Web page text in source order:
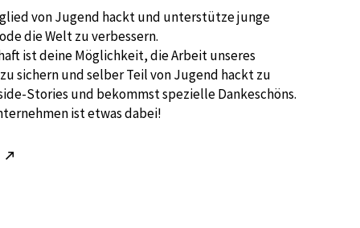
von Jugend hackt und unterstütze junge
die Welt zu verbessern.
ist deine Möglichkeit, die Arbeit unseres
sichern und selber Teil von Jugend hackt zu
Stories und bekommst spezielle Dankeschöns.
ist etwas dabei!